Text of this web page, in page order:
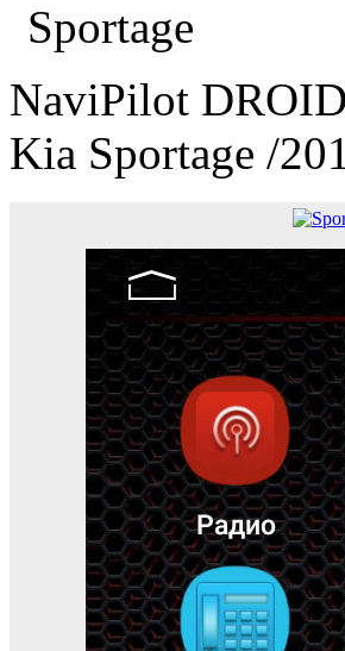
Sportage
NaviPilot
Kia Sportage /